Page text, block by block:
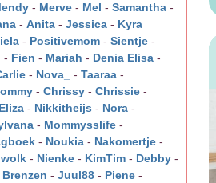
- Merve - Mel - Samantha -
- Anita - Jessica - Kyra
- Positivemom - Sientje -
- Fien - Mariah - Denia Elisa -
- Nova_ - Taaraa -
- Chrissy - Chrissie -
Eliza - Nikkitheijs - Nora -
- Mommysslife -
- Noukia - Nakomertje -
- Nienke - KimTim - Debby -
Brenzen - Juul88 - Piene -